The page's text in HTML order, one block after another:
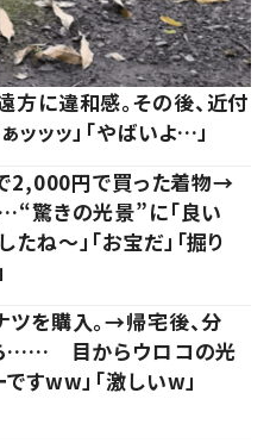
に違和感。その後、近付
ッッ」「やばいよ…」
2,000円で買った着物→
驚きの光景”に「良い
ね～」「お宝だ」「掘り
ツを購入。→帰宅後、分
ら…… 目からウロコの光
すww」「激しいw」